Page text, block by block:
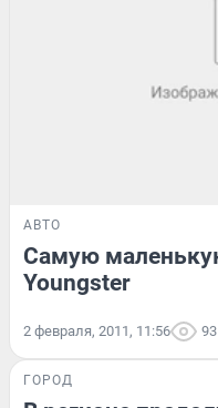
АВТО
Самую
Youngster
2 февраля, 2011, 11:56 93
ГОРОД